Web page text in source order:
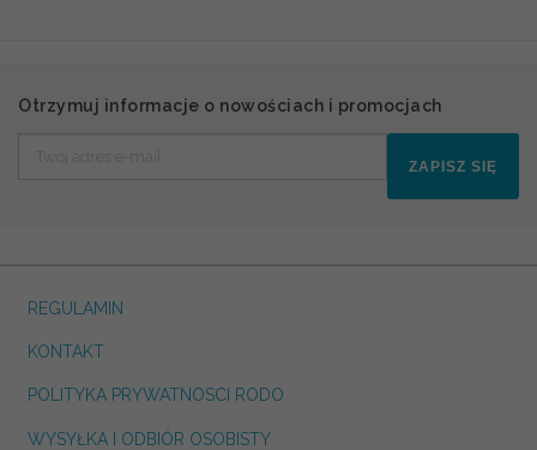
Otrzymuj informacje o nowościach i promocjach
ZAPISZ SIĘ
REGULAMIN
KONTAKT
POLITYKA PRYWATNOSCI RODO
WYSYŁKA I ODBIÓR OSOBISTY